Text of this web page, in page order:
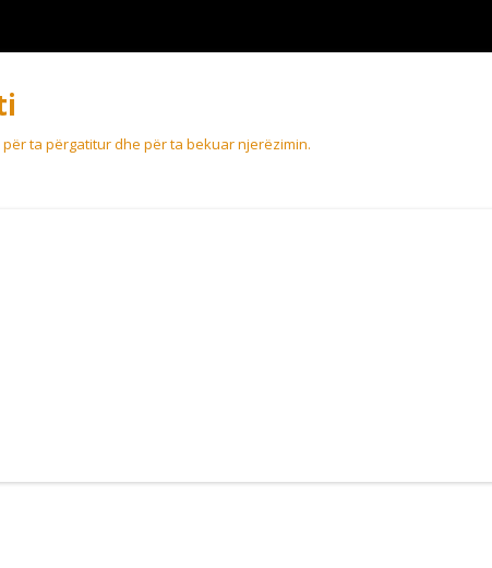
ta përgatitur dhe për ta bekuar njerëzimin.